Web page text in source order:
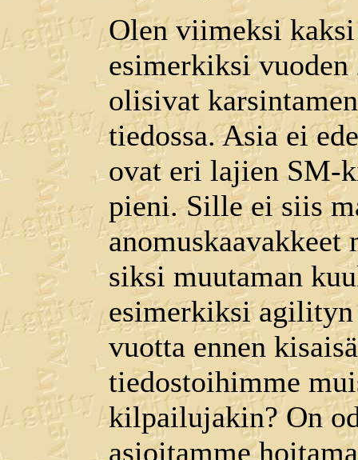
Olen viimeksi
esimerkiksi
olisivat
tiedossa. Asia ei
ovat eri lajien SM-
pieni. Sille ei siis
anomuskaavakkeet
siksi muutaman
esimerkiksi
vuotta ennen
tiedostoihimme
kilpailujakin? On
asioitamme